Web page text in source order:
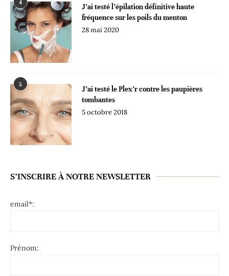
4
J’ai testé l’épilation définitive haute
fréquence sur les poils du menton
28 mai 2020
5
J’ai testé le Plex’r contre les paupières
tombantes
5 octobre 2018
S’INSCRIRE À NOTRE NEWSLETTER
email*:
Prénom: